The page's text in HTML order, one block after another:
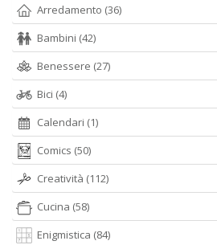
Arredamento (36)
Bambini (42)
Benessere (27)
Bici (4)
Calendari (1)
Comics (50)
Creatività (112)
Cucina (58)
Enigmistica (84)